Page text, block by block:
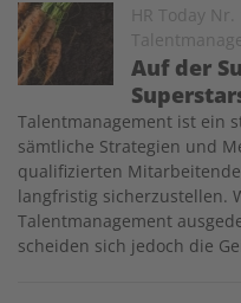
HR Today Nr.
Auf der
Image
Talentmanagement ist ein
sämtliche Strategien und
qualifizierten
langfristig sicherzustellen.
Talentmanagement
scheiden sich jedoch die